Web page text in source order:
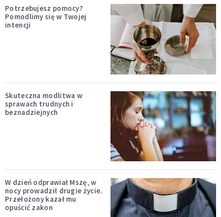
Potrzebujesz pomocy?
Pomodlimy się w Twojej
intencji
Skuteczna modlitwa w
sprawach trudnych i
beznadziejnych
W dzień odprawiał Mszę, w
nocy prowadził drugie życie.
Przełożony kazał mu
opuścić zakon